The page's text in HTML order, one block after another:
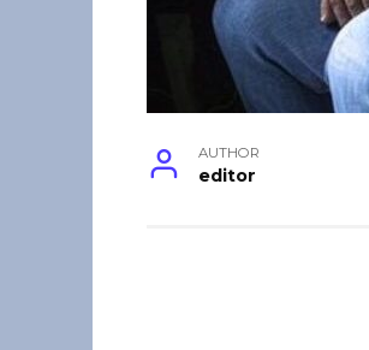
AUTHOR
editor